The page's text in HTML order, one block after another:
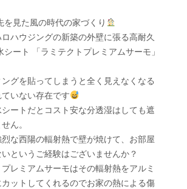
を見た風の時代の家づくり
ハウジングの新築の外壁に張る高耐久
ート 「ラミテクトプレミアムサーモ」
グを貼ってしまうと全く見えなくなる
いない存在です
ートだとコスト安な分透湿はしても遮
ん。
な西陽の輻射熱で壁が焼けて、お部屋
というご経験はございませんか？
レミアムサーモはその輻射熱をアルミ
ットしてくれるのでお家の熱による傷